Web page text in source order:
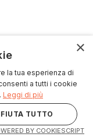
×
la tua esperienza di
a tutti i cookie
Leggi di più
TUTTO
BY COOKIESCRIPT